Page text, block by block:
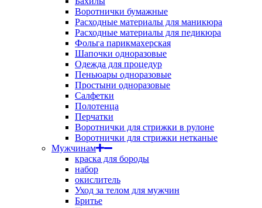
Воротнички бумажные
Расходные материалы для маникюра
Расходные материалы для педикюра
Фольга парикмахерская
Шапочки одноразовые
Одежда для процедур
Пеньюары одноразовые
Простыни одноразовые
Салфетки
Полотенца
Перчатки
Воротнички для стрижки в рулоне
Воротнички для стрижки нетканые
Мужчинам
краска для бороды
набор
окислитель
Уход за телом для мужчин
Бритье